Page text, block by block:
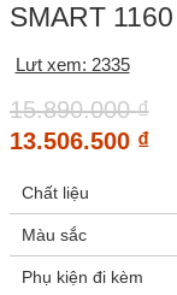
SMART 1160
Lưt xem: 2335
15.890.000₫
13.506.500 ₫
Chất liệu
Màu sắc
Phụ kiện đi kèm